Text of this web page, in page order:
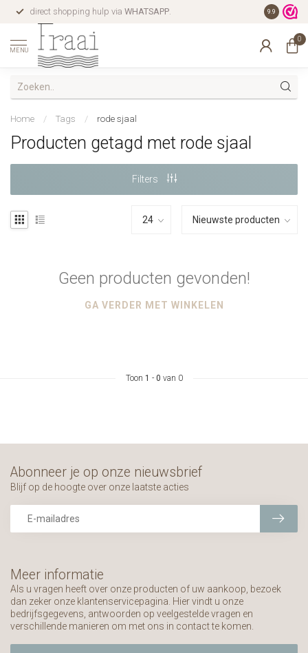
direct shopping hulp via WHATSAPP. gratis
9.9
MENU
0
Home / Tags / rode sjaal
Producten getagd met rode sjaal
Filters
Geen producten gevonden!
GA VERDER MET WINKELEN
Toon 1 - 0 van 0
Meer informatie
Als u vragen heeft over onze producten of uw aankoop, bezoek
dan zeker onze klantenservicepagina. Hier vindt u onze
bedrijfsgegevens, antwoorden op veelgestelde vragen en
verschillende manieren om met ons in contact te komen.
Abonneer je op onze nieuwsbrief
Blijf op de hoogte over onze laatste acties